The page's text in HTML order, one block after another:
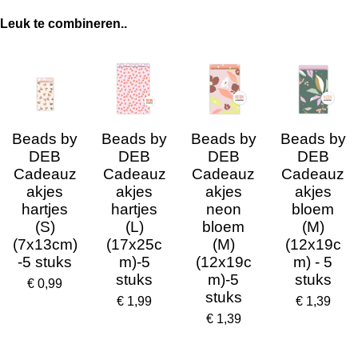
Leuk te combineren..
Beads by
DEB
Cadeauz
akjes
hartjes
(S)
(7x13cm)
-5 stuks
€ 0,99
Beads by
DEB
Cadeauz
akjes
hartjes
(L)
(17x25c
m)-5
stuks
€ 1,99
Beads by
DEB
Cadeauz
akjes
neon
bloem
(M)
(12x19c
m)-5
stuks
€ 1,39
Beads by
DEB
Cadeauz
akjes
bloem
(M)
(12x19c
m) - 5
stuks
€ 1,39